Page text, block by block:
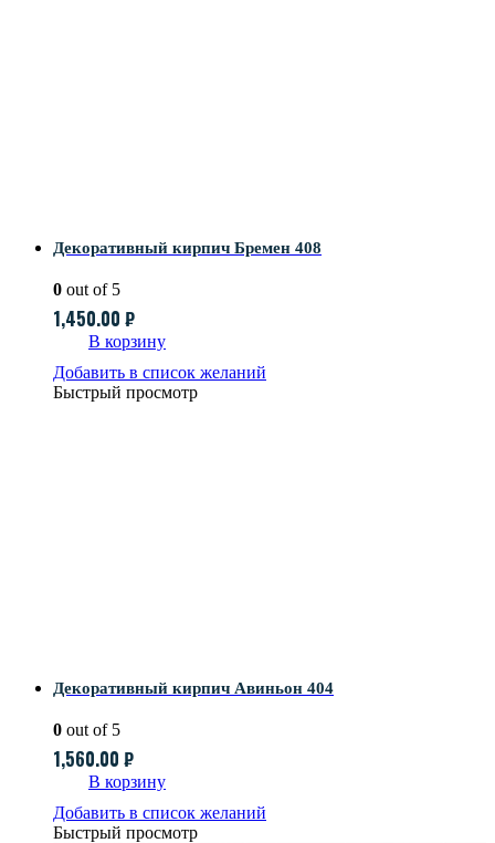
Декоративный кирпич Бремен 408
0 out of 5
1,450.00 ₽
В корзину
Добавить в список желаний
Быстрый просмотр
Декоративный кирпич Авиньон 404
0 out of 5
1,560.00 ₽
В корзину
Добавить в список желаний
Быстрый просмотр